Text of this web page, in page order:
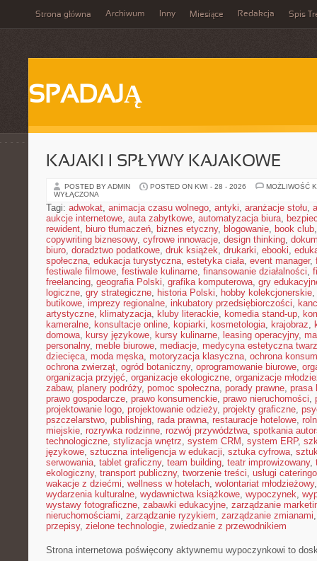
Strona główna Archiwum Inny Miesiące Redakcja Spis
SPADAJĄ
KAJAKI I SPŁYWY KAJAKOWE
POSTED BY ADMIN POSTED ON KWI - 28 - 2026
MOŻLIWOŚĆ
WYŁĄCZONA
Tagi: adwokat, animacja czasu wolnego, antyki, aranżacje stołu,
aukcje internetowe, auta zabytkowe, automatyzacja biura,
rewident, biuro tłumaczeń, biznes etyczny, blogowanie, book club
copywriting biznesowy, cyfrowe innowacje, design thinking,
biuro, doradztwo podatkowe, druk książek, drukarki, ebooki,
społeczna, edukacja turystyczna, estetyka ciała, event manager,
festiwale filmowe, festiwale kulinarne, finansowanie działalności,
freelancing, geografia Polski, grafika komputerowa, gry
logiczne, gry strategiczne, historia Polski, hobby kolekcjonerskie,
butikowe, imprezy regionalne, inkubatory przedsiębiorczości,
artystyczne, klimatyzacja, kluby literackie, komedia stand-up,
kameralne, konsultacje online, kopiarki, kosmetologia, krajobraz,
domowa, kursy językowe, kursy kulinarne, leasing operacyjny,
personalny, meble biurowe, mediacje, medycyna estetyczna
dziecięca, moda męska, motoryzacja klasyczna, ochrona
ochrona zwierząt, ogród botaniczny, oprogramowanie biurowe,
organizacja przyjęć, organizacje ekologiczne, organizacje
zabaw, planery podróży, pomoc społeczna, porady prawne, prasa
prawo gospodarcze, prawo konsumenckie, prawo nieruchomości,
projektowanie logo, projektowanie odzieży, projekty graficzne,
pszczelarstwo, publishing, rada prawna, restauracje hotelowe,
miejskie, rozrywka rodzinne, rozwój przywództwa, spotkania
technologiczne, stylizacja wnętrz, system CRM , system ERP,
językowe, sztuczna inteligencja w edukacji, sztuka cyfrowa,
serwowania, tablet graficzny, team building, teatr improwizowany,
ekologiczny, transport publiczny, tworzenie treści, usługi
wakacje z dziećmi, wellness w hotelach, wolontariat młodzieżowy
wydarzenia kulturalne, wydawnictwa książkowe, wypoczynek,
wystawy fotograficzne, zabawki edukacyjne, zarządzanie
nieruchomościami, zarządzanie ryzykiem, zarządzanie zmianami
przepisy, zielone technologie, zwiedzanie z przewodnikiem
Strona internetowa poświęcony aktywnemu wypoczynkowi to